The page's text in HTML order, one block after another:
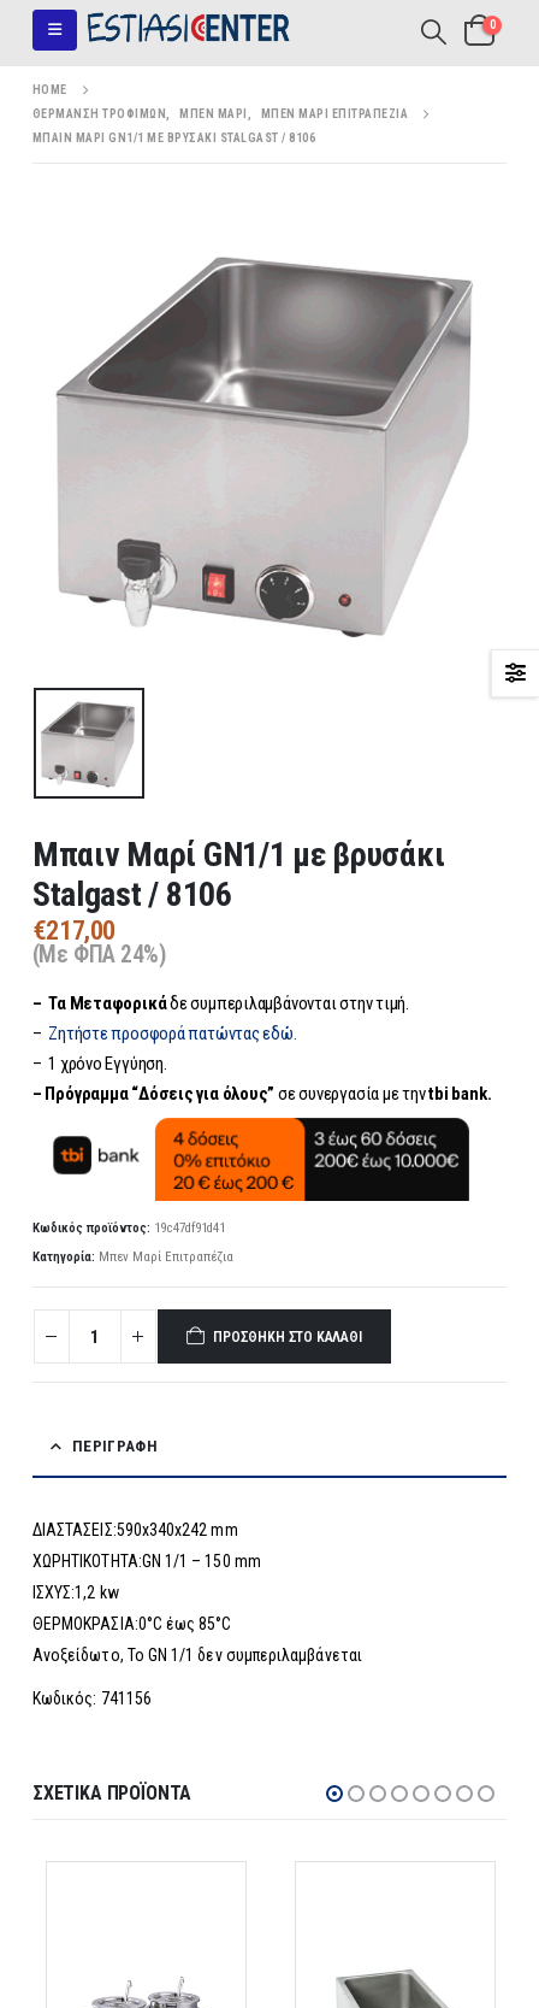
0
HOME
ΘΈΡΜΑΝΣΗ ΤΡΟΦΊΜΩΝ
ΜΠΕΝ ΜΑΡΊ
ΜΠΕΝ ΜΑΡΊ ΕΠΙΤΡΑΠΈΖΙΑ
ΜΠΑΙΝ ΜΑΡΊ GN1/1 ΜΕ ΒΡΥΣΆΚΙ STALGAST / 8106
Μπαιν Μαρί GN1/1 με βρυσάκι
Stalgast / 8106
€217,00
(Με ΦΠΑ 24%)
– Τα Μεταφορικάδε συμπεριλαμβάνονται στην τιμή.
– Ζητήστε προσφορά πατώντας εδώ.
– 1 χρόνο Εγγύηση.
– Πρόγραμμα “Δόσεις για όλους” σε συνεργασία με τηνtbi bank.
Κωδικός προϊόντος: 19c47df91d41
Κατηγορία: Μπεν Μαρί Επιτραπέζια
ΠΡΟΣΘΉΚΗ ΣΤΟ ΚΑΛΆΘΙ
ΠΕΡΙΓΡΑΦΉ
ΔΙΑΣΤΑΣΕΙΣ:590x340x242 mm
ΧΩΡΗΤΙΚΟΤΗΤΑ:GN 1/1 – 150 mm
ΙΣΧΥΣ:1,2 kw
ΘΕΡΜΟΚΡΑΣΙΑ:0°C έως 85°C
Ανοξείδωτο, Το GN 1/1 δεν συμπεριλαμβάνεται
Κωδικός: 741156
ΣΧΕΤΙΚΆ ΠΡΟΪΌΝΤΑ